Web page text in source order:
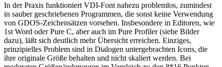
In der Praxis funktioniert VDI-Font nahezu problemlos, zumindest
in sauber geschriebenen Programmen, die sonst keine Verwendung
von GDOS-Zeichensätzen vorsehen. Insbesondere in Editoren, wie
1st Word oder Pure C, aber auch im Pure Profiler (siehe Bilder
dazu), läßt sich deutlich mehr Übersicht erreichen. Einziges,
prinzipielles Problem sind in Dialogen untergebrachten Icons, die
ihre originale Größe behalten und nicht skaliert werden. Bei